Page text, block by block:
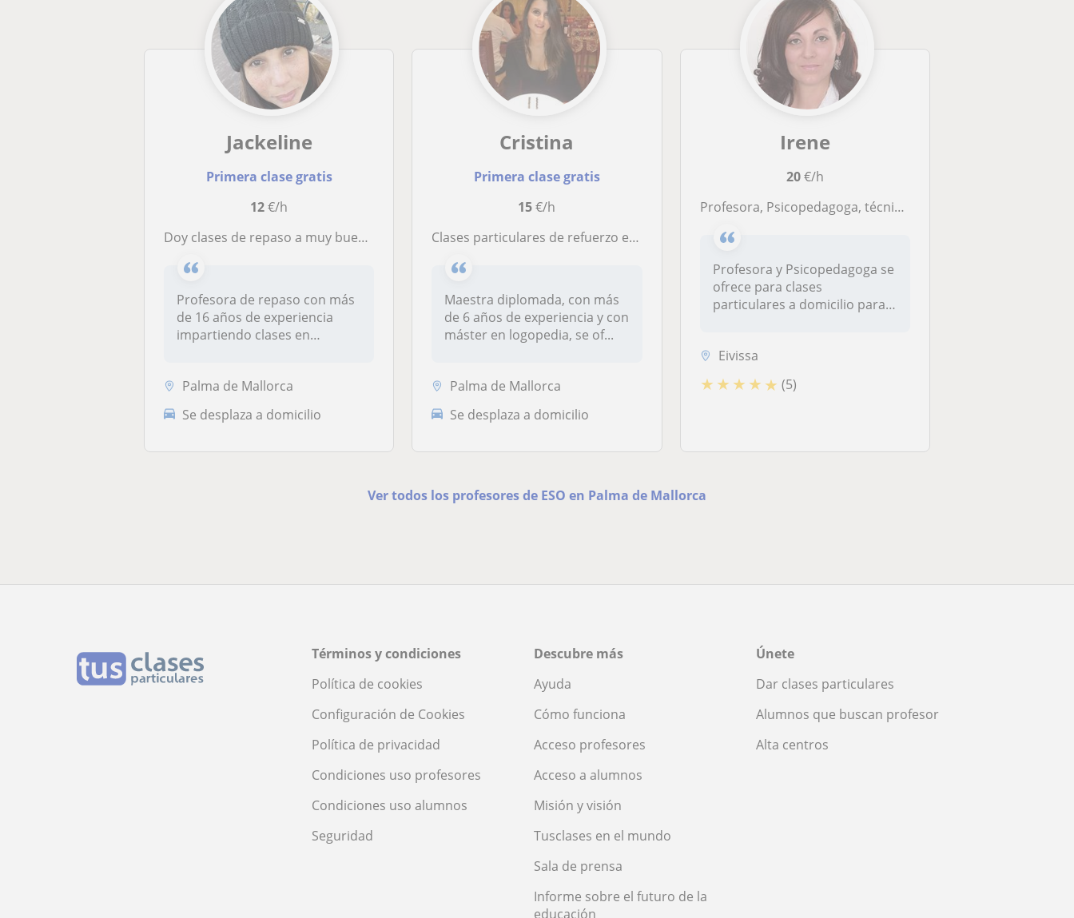
Jackeline
Primera clase gratis
12€/h
Doy clases de repaso a muy buen precio en Palma de Mallorca
Profesora de repaso con más
de 16 años de experiencia
impartiendo clases en
Palma de Mallorca
Se desplaza a domicilio
Cristina
Primera clase gratis
15€/h
clases particulares de refuerzo escolar y logopedia (Actualmente sesiones Online)
Maestra diplomada, con más
de 6 años de experiencia y con
máster en logopedia, se of...
Palma de Mallorca
Se desplaza a domicilio
Irene
20€/h
Profesora, Psicopedagoga, técnicas estudio
Profesora y Psicopedagoga se
ofrece para clases
particulares a domicilio para
Eivissa
★ ★ ★ ★ ★ (5)
Ver todos los profesores de ESO en Palma de Mallorca
Términos y condiciones
Política de cookies
Configuración de Cookies
Política de privacidad
Condiciones uso profesores
Condiciones uso alumnos
Seguridad
Descubre más
Ayuda
Cómo funciona
Acceso profesores
Acceso a alumnos
Misión y visión
Tusclases en el mundo
Sala de prensa
Informe sobre el futuro de la
educación
Únete
Dar clases particulares
Alumnos que buscan profesor
Alta centros